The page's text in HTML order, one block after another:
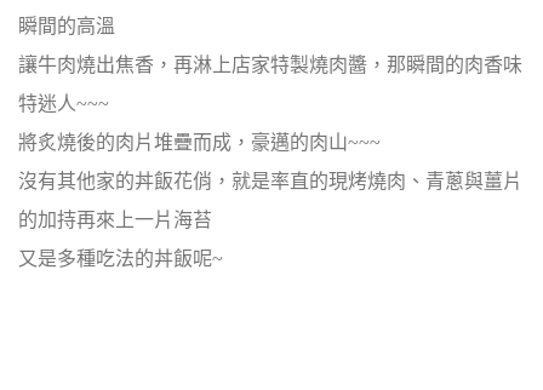
瞬間的高溫
讓牛肉燒出焦香，再淋上店家特製燒肉醬，那瞬間的肉香味
特迷人~~~
將炙燒後的肉片堆疊而成，豪邁的肉山~~~
沒有其他家的丼飯花俏，就是率直的現烤燒肉、青蔥與薑片
的加持再來上一片海苔
又是多種吃法的丼飯呢~